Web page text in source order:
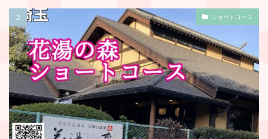
ショートコース